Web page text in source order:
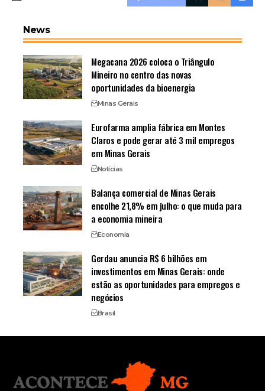
News
Megacana 2026 coloca o Triângulo
Mineiro no centro das novas
oportunidades da bioenergia
Minas Gerais
Eurofarma amplia fábrica em Montes
Claros e pode gerar até 3 mil empregos
em Minas Gerais
Notícias
Balança comercial de Minas Gerais
encolhe 21,8% em julho: o que muda para
a economia mineira
Economia
Gerdau anuncia R$ 6 bilhões em
investimentos em Minas Gerais: onde
estão as oportunidades para empregos e
negócios
Brasil